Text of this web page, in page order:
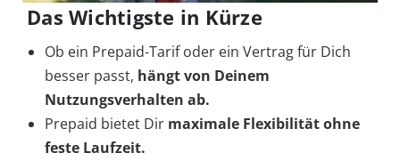
Das Wichtigste in Kürze
Ob ein Prepaid-Tarif oder ein Vertrag für Dich
besser passt, hängt von Deinem
Nutzungsverhalten ab.
Prepaid bietet Dir maximale Flexibilität ohne
feste Laufzeit.